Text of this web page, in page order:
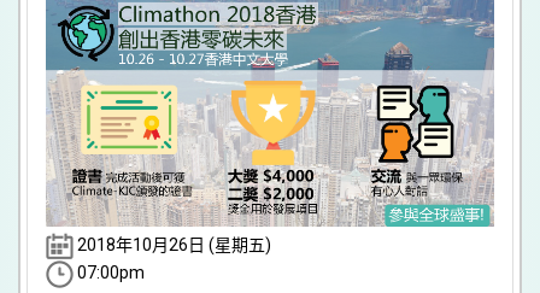
2018年10月26日 (星期五)
07:00pm